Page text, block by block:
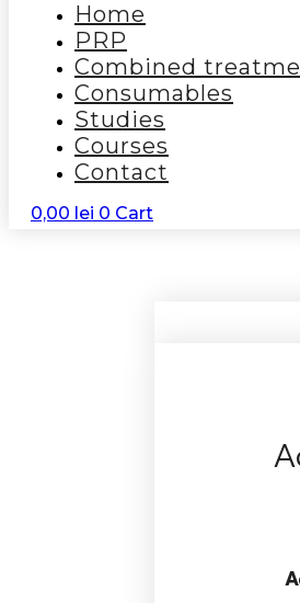
Home
PRP
Combined
Consumables
Studies
Courses
Contact
0,00 lei 0 Cart